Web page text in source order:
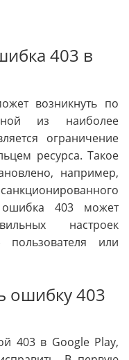
403 в
возникнуть по
из наиболее
ограничение
ресурса. Такое
например,
ошибка 403 может
настроек
пользователя или
ошибку 403
403 в Google Play,